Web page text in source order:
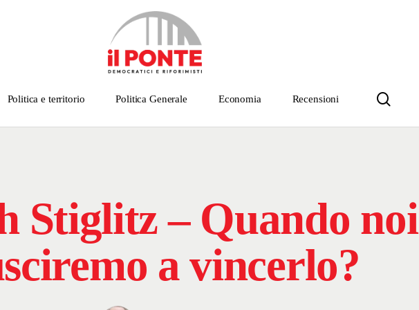
Politica e territorio Politica Generale Economia Recensioni
Stiglitz – Quando noi
a vincerlo?